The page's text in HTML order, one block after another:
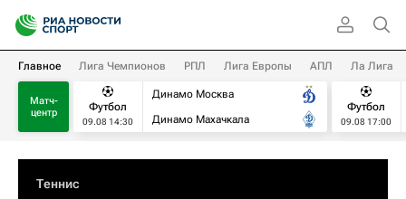
Главное Лига Чемпионов РПЛ Лига Европы АПЛ Ла Лига
Матч-
центр
Футбол
09.08 14:30
Динамо Москва
Динамо Махачкала
Футбол
09.08 17:00
Теннис